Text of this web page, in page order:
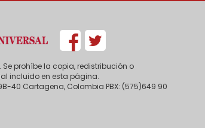
prohíbe la copia, redistribución o
incluido en esta página.
40 Cartagena, Colombia PBX: (575)649 90